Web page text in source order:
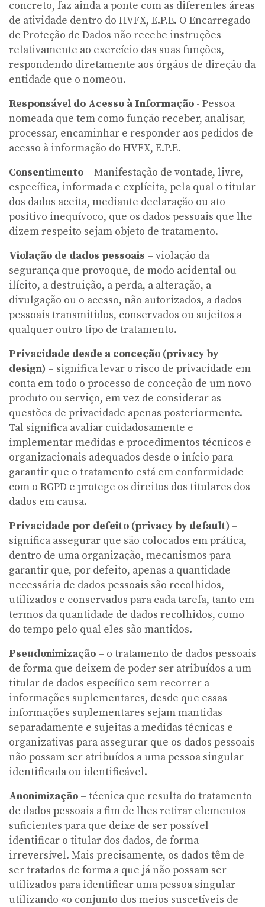
concreto, faz ainda a ponte com as diferentes áreas
de atividade dentro do HVFX, E.P.E. O Encarregado
de Proteção de Dados não recebe instruções
relativamente ao exercício das suas funções,
respondendo diretamente aos órgãos de direção da
entidade que o nomeou.
Responsável do Acesso à Informação - Pessoa
nomeada que tem como função receber, analisar,
processar, encaminhar e responder aos pedidos de
acesso à informação do HVFX, E.P.E.
Consentimento – Manifestação de vontade, livre,
específica, informada e explícita, pela qual o titular
dos dados aceita, mediante declaração ou ato
positivo inequívoco, que os dados pessoais que lhe
dizem respeito sejam objeto de tratamento.
Violação de dados pessoais – violação da
segurança que provoque, de modo acidental ou
ilícito, a destruição, a perda, a alteração, a
divulgação ou o acesso, não autorizados, a dados
pessoais transmitidos, conservados ou sujeitos a
qualquer outro tipo de tratamento.
Privacidade desde a conceção (privacy by
design) – significa levar o risco de privacidade em
conta em todo o processo de conceção de um novo
produto ou serviço, em vez de considerar as
questões de privacidade apenas posteriormente.
Tal significa avaliar cuidadosamente e
implementar medidas e procedimentos técnicos e
organizacionais adequados desde o início para
garantir que o tratamento está em conformidade
com o RGPD e protege os direitos dos titulares dos
dados em causa.
Privacidade por defeito (privacy by default) –
significa assegurar que são colocados em prática,
dentro de uma organização, mecanismos para
garantir que, por defeito, apenas a quantidade
necessária de dados pessoais são recolhidos,
utilizados e conservados para cada tarefa, tanto em
termos da quantidade de dados recolhidos, como
do tempo pelo qual eles são mantidos.
Pseudonimização – o tratamento de dados pessoais
de forma que deixem de poder ser atribuídos a um
titular de dados específico sem recorrer a
informações suplementares, desde que essas
informações suplementares sejam mantidas
separadamente e sujeitas a medidas técnicas e
organizativas para assegurar que os dados pessoais
não possam ser atribuídos a uma pessoa singular
identificada ou identificável.
Anonimização – técnica que resulta do tratamento
de dados pessoais a fim de lhes retirar elementos
suficientes para que deixe de ser possível
identificar o titular dos dados, de forma
irreversível. Mais precisamente, os dados têm de
ser tratados de forma a que já não possam ser
utilizados para identificar uma pessoa singular
utilizando «o conjunto dos meios suscetíveis de